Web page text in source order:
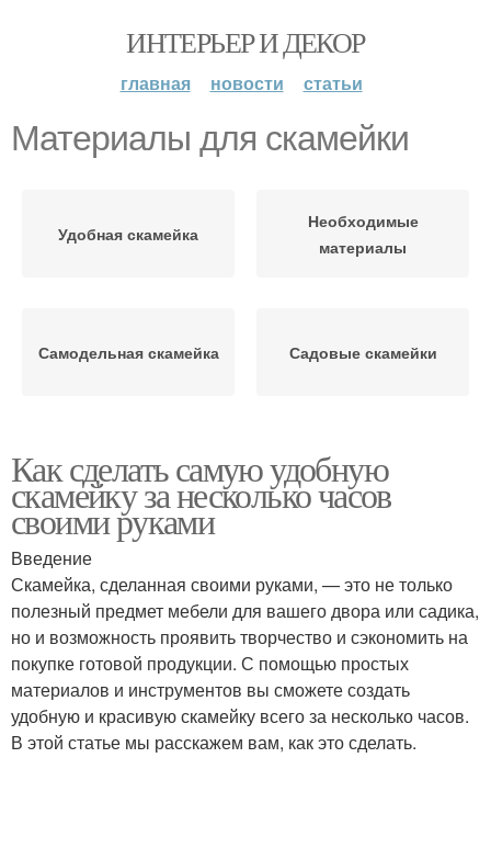
ИНТЕРЬЕР И ДЕКОР
главная новости статьи
Материалы для скамейки
Удобная скамейка
Необходимые
материалы
Самодельная скамейка Садовые скамейки
Как сделать самую удобную
скамейку за несколько часов
своими руками
Введение
Скамейка, сделанная своими руками, — это не только
полезный предмет мебели для вашего двора или садика,
но и возможность проявить творчество и сэкономить на
покупке готовой продукции. С помощью простых
материалов и инструментов вы сможете создать
удобную и красивую скамейку всего за несколько часов.
В этой статье мы расскажем вам, как это сделать.